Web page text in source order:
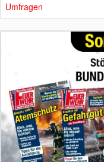
Umfragen